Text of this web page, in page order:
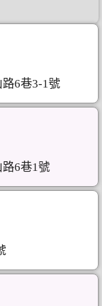
6巷3-1號
6巷1號